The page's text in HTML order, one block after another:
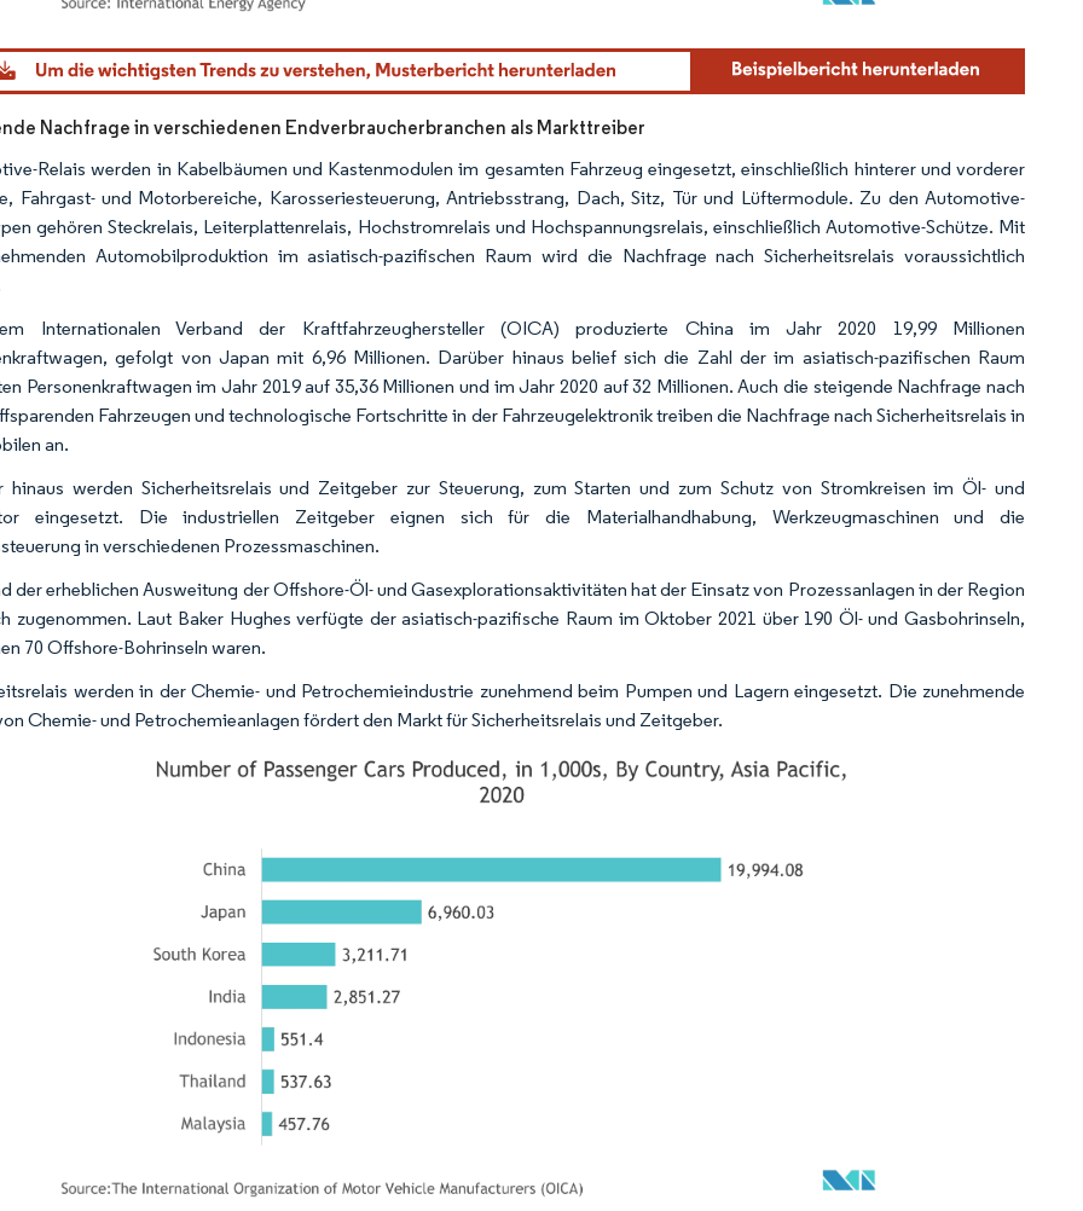
Intelligence. Wiederverwendung erfordert Namensnennung gemäß CC BY 4.0.
Nachfrage in verschiedenen Endverbraucherbranchen als Markttreiber
Relais werden in Kabelbäumen und Kastenmodulen im gesamten Fahrzeug eingesetzt, einschließlich hinterer und vorderer
Fahrgast- und Motorbereiche, Karosseriesteuerung, Antriebsstrang, Dach, Sitz, Tür und Lüftermodule. Zu den Automotive-
gehören Steckrelais, Leiterplattenrelais, Hochstromrelais und Hochspannungsrelais, einschließlich Automotive-Schütze. Mit
Automobilproduktion im asiatisch-pazifischen Raum wird die Nachfrage nach Sicherheitsrelais voraussichtlich
Internationalen Verband der Kraftfahrzeughersteller (OICA) produzierte China im Jahr 2020 19,99 Millionen
gefolgt von Japan mit 6,96 Millionen. Darüber hinaus belief sich die Zahl der im asiatisch-pazifischen Raum
Personenkraftwagen im Jahr 2019 auf 35,36 Millionen und im Jahr 2020 auf 32 Millionen. Auch die steigende Nachfrage nach
Fahrzeugen und technologische Fortschritte in der Fahrzeugelektronik treiben die Nachfrage nach Sicherheitsrelais in
an.
hinaus werden Sicherheitsrelais und Zeitgeber zur Steuerung, zum Starten und zum Schutz von Stromkreisen im Öl- und
eingesetzt. Die industriellen Zeitgeber eignen sich für die Materialhandhabung, Werkzeugmaschinen und die
in verschiedenen Prozessmaschinen.
der erheblichen Ausweitung der Offshore-Öl- und Gasexplorationsaktivitäten hat der Einsatz von Prozessanlagen in der Region
zugenommen. Laut Baker Hughes verfügte der asiatisch-pazifische Raum im Oktober 2021 über 190 Öl- und Gasbohrinseln,
70 Offshore-Bohrinseln waren.
werden in der Chemie- und Petrochemieindustrie zunehmend beim Pumpen und Lagern eingesetzt. Die zunehmende
Chemie- und Petrochemieanlagen fördert den Markt für Sicherheitsrelais und Zeitgeber.